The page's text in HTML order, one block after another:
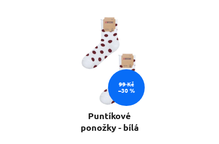
99 Kč
–30 %
Puntíkové
ponožky - bílá